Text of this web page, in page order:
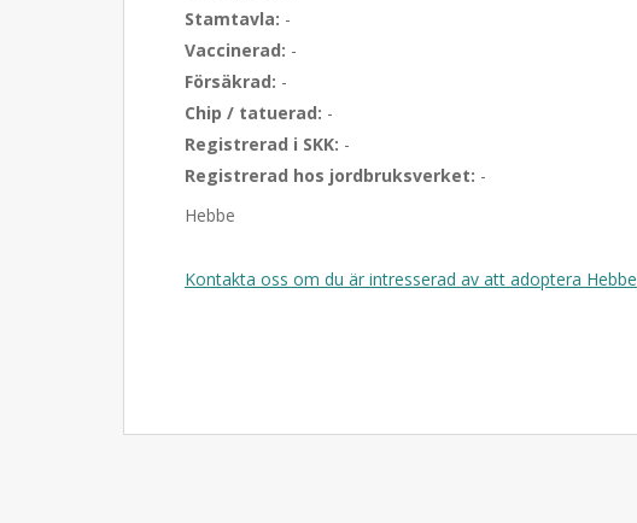
Stamtavla: -
Vaccinerad: -
Försäkrad: -
Chip / tatuerad: -
Registrerad i SKK: -
Registrerad hos jordbruksverket: -
Hebbe
Kontakta oss om du är intresserad av att adoptera Hebbe